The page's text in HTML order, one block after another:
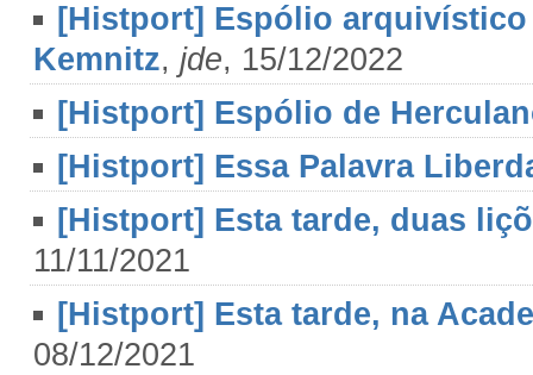
[Histport] Espólio
Kemnitz, jde, 15/12/2022
[Histport] Espólio de
[Histport] Essa Palavra
[Histport] Esta tarde, duas
11/11/2021
[Histport] Esta tarde, na
08/12/2021